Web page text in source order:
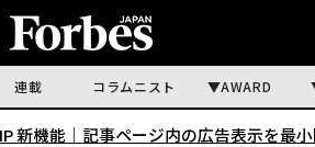
連載 コラムニスト AWARD
新機能｜ 記事ページ内の広告表示を最